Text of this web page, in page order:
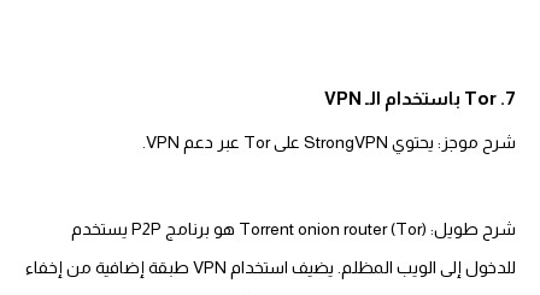
7. Tor باستخدام الـ VPN
شرح موجز: يحتوي StrongVPN على Tor عبر دعم VPN.
شرح طويل: Torrent onion router (Tor) هو برنامج P2P يستخدم
للدخول إلى الويب المظلم. يضيف استخدام VPN طبقة إضافية من إخفاء